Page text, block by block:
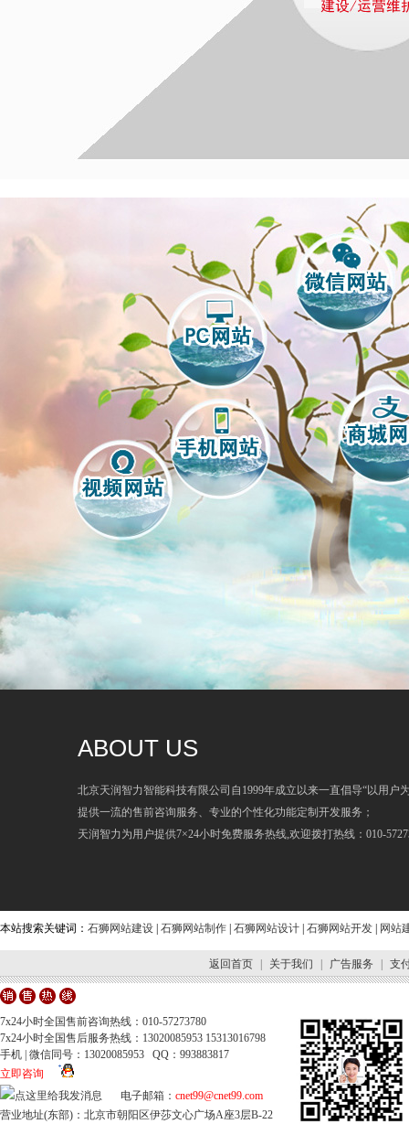
ABOUT US
北京天润智力智能科技有限公司自1999年成立以来一直倡导“以用户
提供一流的售前咨询服务、专业的个性化功能定制开发服务；
天润智力为用户提供7×24小时免费服务热线,欢迎拨打热线：010-
本站搜索关键词： 石狮网站建设 石狮网站制作 石狮网站设计 石狮网站开发 网站
返回首页 关于我们 广告服务 支
7x24小时全国售前咨询热线：010-57273780
7x24小时全国售后服务热线：13020085953 15313016798
手机 | 微信同号：13020085953 QQ：993883817
立即咨询
电子邮箱： cnet99@cnet99.com
营业地址(东部)：北京市朝阳区伊莎文心广场A座3层B-22